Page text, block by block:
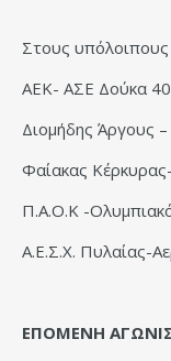
Στους
ΑΕΚ- ΑΣΕ Δούκα
Διομήδης Άργους
Φαίακας
Π.Α.Ο.Κ -
Α.Ε.Σ.Χ.
ΕΠΟΜΕΝΗ